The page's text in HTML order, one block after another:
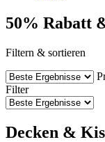
50% Rabatt
Filtern & sortieren
Filter
Decken &